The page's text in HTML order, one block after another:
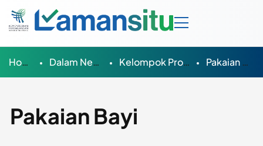
Home Dalam Negeri Kelompok Produk Pakaian Bayi
Pakaian Bayi